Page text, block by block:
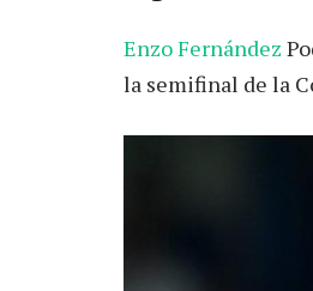
Enzo Fernández
la semifinal de la